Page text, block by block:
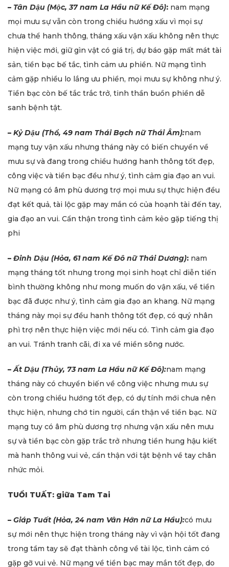
– Tân Dậu (Mộc, 37 nam La Hầu nữ Kế Đô): nam mạng
mọi mưu sự vẫn còn trong chiều hướng xấu vì mọi sự
chưa thể hanh thông, tháng xấu vận xấu không nên thực
hiện việc mới, giữ gìn vật có giá trị, dự báo gặp mất mát tài
sản, tiền bạc bế tắc, tình cảm ưu phiền. Nữ mạng tình
cảm gặp nhiều lo lắng ưu phiền, mọi mưu sự không như ý.
Tiền bạc còn bế tắc trắc trở, tinh thần buồn phiền dễ
sanh bệnh tật.
– Kỷ Dậu (Thổ, 49 nam Thái Bạch nữ Thái Âm):nam
mạng tuy vận xấu nhưng tháng này có biến chuyển về
mưu sự và đang trong chiều hướng hanh thông tốt đẹp,
công việc và tiền bạc đều như ý, tình cảm gia đạo an vui.
Nữ mạng có âm phù dương trợ mọi mưu sự thực hiện đều
đạt kết quả, tài lộc gặp may mắn có của hoạnh tài đến tay,
gia đạo an vui. Cẩn thận trong tình cảm kẻo gặp tiếng thị
phi
– Đinh Dậu (Hỏa, 61 nam Kế Đô nữ Thái Dương): nam
mạng tháng tốt nhưng trong mọi sinh hoạt chỉ diễn tiến
bình thường không như mong muốn do vận xấu, về tiền
bạc đã được như ý, tình cảm gia đạo an khang. Nữ mạng
tháng này mọi sự đều hanh thông tốt đẹp, có quý nhân
phì trợ nên thực hiện việc mới nếu có. Tình cảm gia đạo
an vui. Tránh tranh cãi, đi xa về miền sông nước.
–Ất Dậu (Thủy, 73 nam La Hầu nữ Kế Đô):nam mạng
tháng này có chuyển biến về công việc nhưng mưu sự
còn trong chiều hướng tốt đẹp, có dự tính mới chưa nên
thực hiện, nhưng chớ tin người, cẩn thận về tiền bạc. Nữ
mạng tuy có âm phù dương trợ nhưng vận xấu nên mưu
sự và tiền bạc còn gặp trắc trở nhưng tiền hung hậu kiết
mà hanh thông vui vẻ, cẩn thận với tật bệnh về tay chân
nhức mỏi.
TUỔI TUẤT: giữa Tam Tai
– Giáp Tuất (Hỏa, 24 nam Vân Hớn nữ La Hầu):có mưu
sự mới nên thực hiện trong tháng này vì vận hội tốt đang
trong tầm tay sẽ đạt thành công về tài lộc, tình cảm có
gặp gỡ vui vẻ. Nữ mạng về tiền bạc may mắn tốt đẹp, do